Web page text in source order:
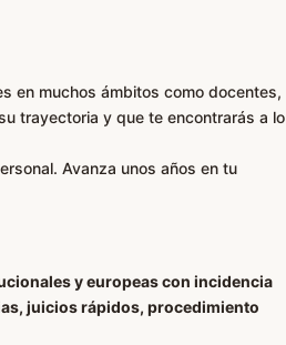
en muchos ámbitos como docentes,
trayectoria y que te encontrarás a lo
Avanza unos años en tu
y europeas con incidencia
juicios rápidos, procedimiento